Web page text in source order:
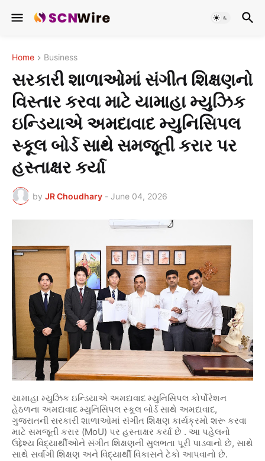
Home Business
સરકારી શાળાઓમાં સંગીત શિક્ષણનો
વિસ્તાર કરવા માટે યામાહા મ્યુઝિક
ઇન્ડિયાએ અમદાવાદ મ્યુનિસિપલ
સ્કૂલ બોર્ડ સાથે સમજૂતી કરાર પર
હસ્તાક્ષર કર્યા
by JR Choudhary - June 04, 2026
યામાહા મ્યુઝિક ઇન્ડિયાએ અમદાવાદ મ્યુનિસિપલ કોર્પોરેશન
હેઠળના અમદાવાદ મ્યુનિસિપલ સ્કૂલ બોર્ડ સાથે અમદાવાદ,
ગુજરાતની સરકારી શાળાઓમાં સંગીત શિક્ષણ કાર્યક્રમો શરૂ કરવા
માટે સમજૂતી કરાર (MoU) પર હસ્તાક્ષર કર્યા છે . આ પહેલનો
ઉદ્દેશ્ય વિદ્યાર્થીઓને સંગીત શિક્ષણની સુલભતા પૂરી પાડવાનો છે, સાથે
સાથે સર્વાંગી શિક્ષણ અને વિદ્યાર્થી વિકાસને ટેકો આપવાનો છે.